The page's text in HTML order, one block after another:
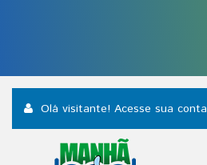
Olá visitante! Acesse sua conta